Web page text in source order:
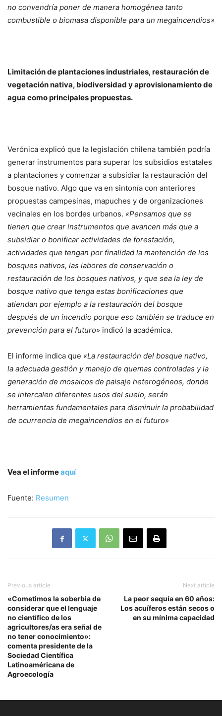
no convendría poner de manera homogénea tanto
combustible o biomasa disponible para un megaincendios»
Limitación de plantaciones industriales, restauración de
vegetación nativa, biodiversidad y aprovisionamiento de
agua como principales propuestas.
Verónica explicó que la legislación chilena también podría
generar instrumentos para superar los subsidios estatales
a plantaciones y comenzar a subsidiar la restauración del
bosque nativo. Algo que va en sintonía con anteriores
propuestas campesinas, mapuches y de organizaciones
vecinales en los bordes urbanos. «Pensamos que se
tienen que crear instrumentos que avancen más que a
subsidiar o bonificar actividades de forestación,
actividades que tengan por finalidad la mantención de los
bosques nativos, las labores de conservación o
restauración de los bosques nativos, y que sea la ley de
bosque nativo que tenga estas bonificaciones que
atiendan por ejemplo a la restauración del bosque
después de un incendio porque eso también se traduce en
prevención para el futuro» indicó la académica.
El informe indica que «La restauración del bosque nativo,
la adecuada gestión y manejo de quemas controladas y la
generación de mosaicos de paisaje heterogéneos, donde
se intercalen diferentes usos del suelo, serán
herramientas fundamentales para disminuir la probabilidad
de ocurrencia de megaincendios en el futuro»
Vea el informeaquí
Fuente: Resumen
Previous article
«Cometimos la soberbia de
considerar que el lenguaje
no científico de los
agricultores/as era señal de
no tener conocimiento»:
comenta presidente de la
Sociedad Científica
Latinoaméricana de
Agroecología
Next article
La peor sequía en 60 años:
Los acuíferos están secos o
en su mínima capacidad